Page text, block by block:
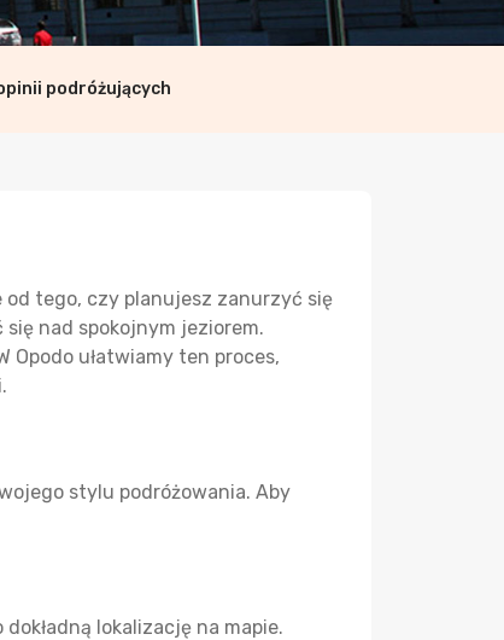
podróżujących
od tego, czy planujesz zanurzyć się
nad spokojnym jeziorem.
Opodo ułatwiamy ten proces,
stylu podróżowania. Aby
dokładną lokalizację na mapie.